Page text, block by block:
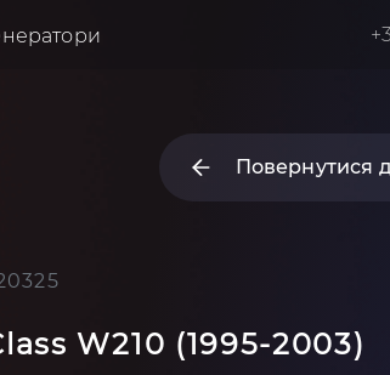
Повернутися
W210 (1995-2003)